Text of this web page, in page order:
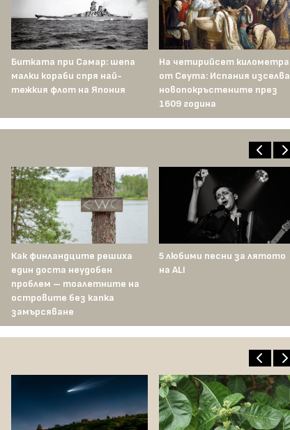
Битката при Самар: шепа
малки кораби спря най-
тежкия флот на Япония
На четирийсет километра
от Сеута: Испания изселва
новопокръстените през
1609 година
Как финландците решиха
един доста неудобен
проблем – тоалетните на
островите без капка
замърсяване
5 любими песни за лятото
на ALI